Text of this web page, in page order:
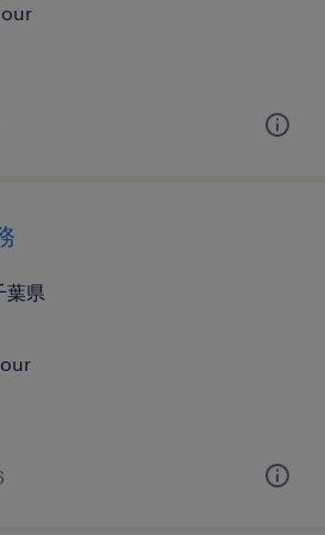
葉県